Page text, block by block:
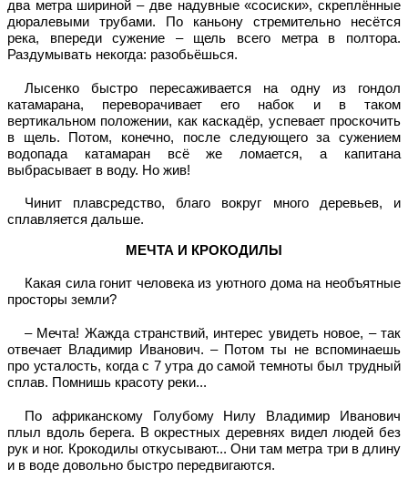
два метра шириной – две надувные «сосиски», скреплённые
дюралевыми трубами. По каньону стремительно несётся
река, впереди сужение – щель всего метра в полтора.
Раздумывать некогда: разобьёшься.
Лысенко быстро пересаживается на одну из гондол
катамарана, переворачивает его набок и в таком
вертикальном положении, как каскадёр, успевает проскочить
в щель. Потом, конечно, после следующего за сужением
водопада катамаран всё же ломается, а капитана
выбрасывает в воду. Но жив!
Чинит плавсредство, благо вокруг много деревьев, и
сплавляется дальше.
МЕЧТА И КРОКОДИЛЫ
Какая сила гонит человека из уютного дома на необъятные
просторы земли?
– Мечта! Жажда странствий, интерес увидеть новое, – так
отвечает Владимир Иванович. – Потом ты не вспоминаешь
про усталость, когда с 7 утра до самой темноты был трудный
сплав. Помнишь красоту реки...
По африканскому Голубому Нилу Владимир Иванович
плыл вдоль берега. В окрестных деревнях видел людей без
рук и ног. Крокодилы откусывают... Они там метра три в длину
и в воде довольно быстро передвигаются.